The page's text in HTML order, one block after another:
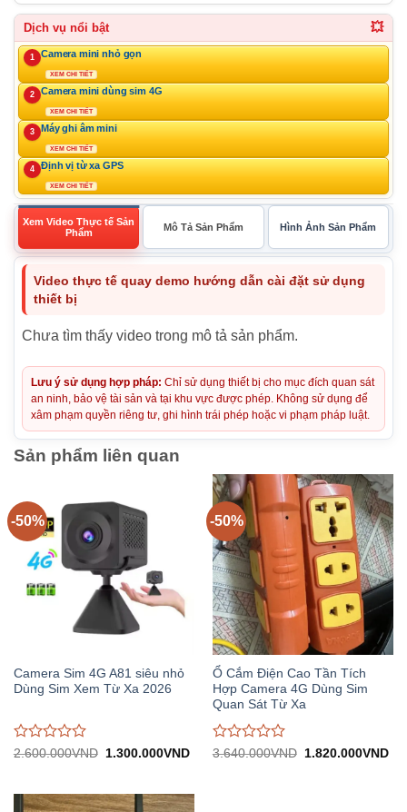
Dịch vụ nổi bật 💥
1 Camera mini nhỏ gọn
XEM CHI TIẾT
2 Camera mini dùng sim 4G
XEM CHI TIẾT
3 Máy ghi âm mini
XEM CHI TIẾT
4 Định vị từ xa GPS
XEM CHI TIẾT
Xem Video Thực tế Sản
Phẩm
Mô Tả Sản Phẩm Hình Ảnh Sản Phẩm
Video thực tế quay demo hướng dẫn cài đặt sử dụng
thiết bị
Chưa tìm thấy video trong mô tả sản phẩm.
Lưu ý sử dụng hợp pháp: Chỉ sử dụng thiết bị cho mục đích quan sát
an ninh, bảo vệ tài sản và tại khu vực được phép. Không sử dụng để
xâm phạm quyền riêng tư, ghi hình trái phép hoặc vi phạm pháp luật.
Sản phẩm liên quan
-50%
Camera Sim 4G A81 siêu nhỏ
Dùng Sim Xem Từ Xa 2026
Được
0
2.600.000VND
Giá
1.300.000VNDGiá
-50%
Ổ Cắm Điện Cao Tần Tích
Hợp Camera 4G Dùng Sim
Quan Sát Từ Xa
Được
3.640.000VND
Giá
1.820.000VNDGiá